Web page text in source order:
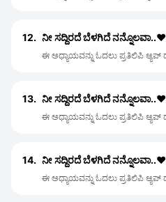
12. ನೀ ಸದ್ದಿರದೆ ಬೆಳಗಿದೆ
ಈ ಅಧ್ಯಾಯವನ್ನು ಓದಲು ಪ್ರತಿಲಿಪಿ
13. ನೀ ಸದ್ದಿರದೆ ಬೆಳಗಿದೆ
ಈ ಅಧ್ಯಾಯವನ್ನು ಓದಲು ಪ್ರತಿಲಿಪಿ
14. ನೀ ಸದ್ದಿರದೆ ಬೆಳಗಿದೆ
ಈ ಅಧ್ಯಾಯವನ್ನು ಓದಲು ಪ್ರತಿಲಿಪಿ